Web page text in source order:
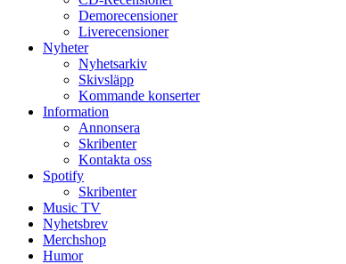
Demorecensioner
Liverecensioner
Nyheter
Nyhetsarkiv
Skivsläpp
Kommande konserter
Information
Annonsera
Skribenter
Kontakta oss
Spotify
Skribenter
Music TV
Nyhetsbrev
Merchshop
Humor